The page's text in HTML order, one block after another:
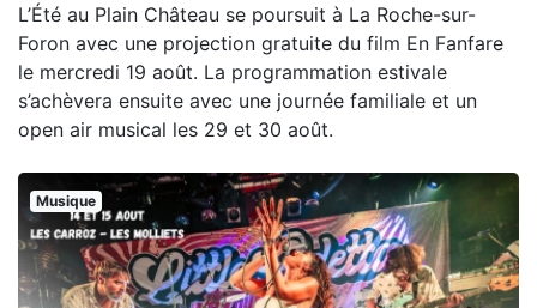
L’Été au Plain Château se poursuit à La Roche-sur-
Foron avec une projection gratuite du film En Fanfare
le mercredi 19 août. La programmation estivale
s’achèvera ensuite avec une journée familiale et un
open air musical les 29 et 30 août.
Musique